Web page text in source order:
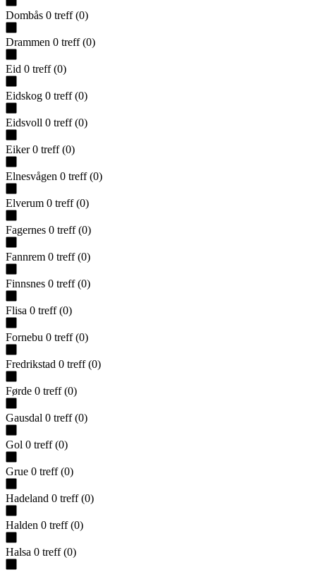
Dombås 0 treff (0)
Drammen 0 treff (0)
Eid 0 treff (0)
Eidskog 0 treff (0)
Eidsvoll 0 treff (0)
Eiker 0 treff (0)
Elnesvågen 0 treff (0)
Elverum 0 treff (0)
Fagernes 0 treff (0)
Fannrem 0 treff (0)
Finnsnes 0 treff (0)
Flisa 0 treff (0)
Fornebu 0 treff (0)
Fredrikstad 0 treff (0)
Førde 0 treff (0)
Gausdal 0 treff (0)
Gol 0 treff (0)
Grue 0 treff (0)
Hadeland 0 treff (0)
Halden 0 treff (0)
Halsa 0 treff (0)